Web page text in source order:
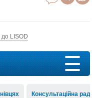
LISOD
Консультаційна рада